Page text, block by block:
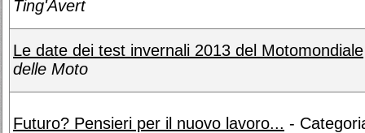
Ting'Avert
Le date dei test invernali 2013 del Motomondiale
delle Moto
Futuro? Pensieri per il nuovo lavoro... -